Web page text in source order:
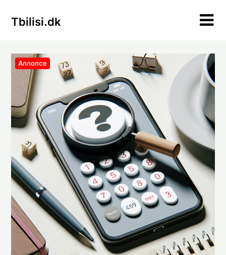
Tbilisi.dk
Annonce